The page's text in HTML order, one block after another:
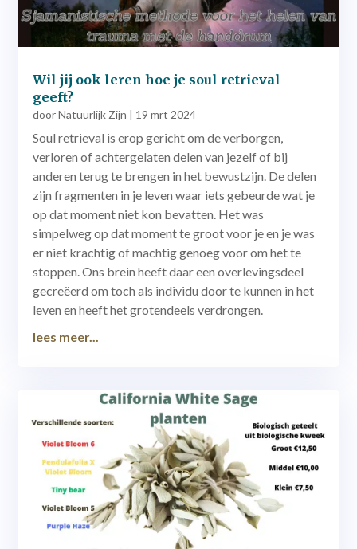
Wil jij ook leren hoe je soul retrieval
geeft?
doorNatuurlijk Zijn | 19 mrt 2024
Soul retrieval is erop gericht om de verborgen,
verloren of achtergelaten delen van jezelf of bij
anderen terug te brengen in het bewustzijn. De delen
zijn fragmenten in je leven waar iets gebeurde wat je
op dat moment niet kon bevatten. Het was
simpelweg op dat moment te groot voor je en je was
er niet krachtig of machtig genoeg voor om het te
stoppen. Ons brein heeft daar een overlevingsdeel
gecreëerd om toch als individu door te kunnen in het
leven en heeft het grotendeels verdrongen.
lees meer...